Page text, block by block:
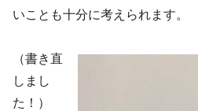
いことも十分に考えられます。
（書き直
しまし
た！）